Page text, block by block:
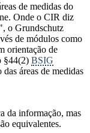
de medidas do
Onde o CIR diz
o Grundschutz
de módulos como
orientação de
§44(2) BSIG
áreas de medidas
da informação, mas
equivalentes.